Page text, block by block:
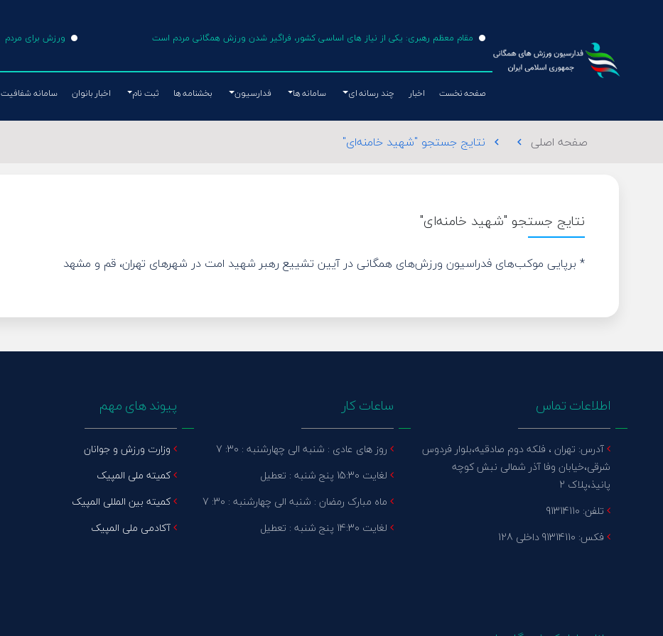
مقام معظم رهبری: یکی از نیاز های اساسی کشور، فراگیر شدن ورزش همگانی مردم است ورزش برای مردم
صفحه نخست اخبار چند رسانه ای سامانه ها فدارسیون بخشنامه ها ثبت نام اخبار بانوان سامانه شفافیت
صفحه اصلی chevron_left
chevron_left نتایج جستجو "شهید خامنه‌ای"
نتایج جستجو "شهید خامنه‌ای"
* برپایی موکب‌های فدراسیون ورزش‌های همگانی در آیین تشییع رهبر شهید امت در شهرهای تهران، قم و مشهد
اطلاعات تماس
آدرس: تهران ، فلکه دوم صادقیه،بلوار فردوس
شرقی،خیابان وفا آذر شمالی نبش کوچه
پانیذ،پلاک 2
تلفن: 91314110
فکس: 91314110 داخلی 128
ساعات کار
روز های عادی : شنبه الی چهارشنبه : 30: 7
لغایت 15:30 پنج شنبه : تعطیل
ماه مبارک رمضان : شنبه الی چهارشنبه : 30: 7
لغایت 14:30 پنج شنبه : تعطیل
پیوند های مهم
وزارت ورزش و جوانان
کمیته ملی المپیک
کمیته بین المللی المپیک
آکادمی ملی المپیک
طناب بازی
والیبال
تکواندو